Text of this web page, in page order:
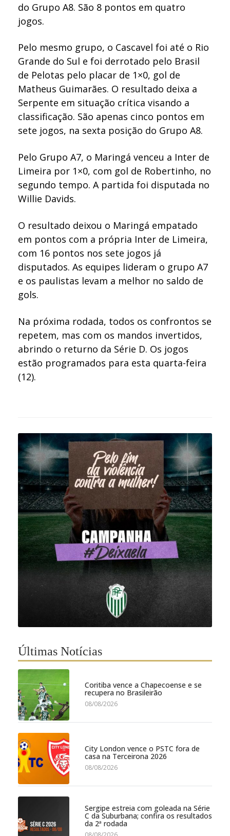
do Grupo A8. São 8 pontos em quatro
jogos.
Pelo mesmo grupo, o Cascavel foi até o Rio
Grande do Sul e foi derrotado pelo Brasil
de Pelotas pelo placar de 1×0, gol de
Matheus Guimarães. O resultado deixa a
Serpente em situação crítica visando a
classificação. São apenas cinco pontos em
sete jogos, na sexta posição do Grupo A8.
Pelo Grupo A7, o Maringá venceu a Inter de
Limeira por 1×0, com gol de Robertinho, no
segundo tempo. A partida foi disputada no
Willie Davids.
O resultado deixou o Maringá empatado
em pontos com a própria Inter de Limeira,
com 16 pontos nos sete jogos já
disputados. As equipes lideram o grupo A7
e os paulistas levam a melhor no saldo de
gols.
Na próxima rodada, todos os confrontos se
repetem, mas com os mandos invertidos,
abrindo o returno da Série D. Os jogos
estão programados para esta quarta-feira
(12).
Últimas Notícias
Coritiba vence a Chapecoense e se
recupera no Brasileirão
08/08/2026
City London vence o PSTC fora de
casa na Terceirona 2026
08/08/2026
Sergipe estreia com goleada na Série
C da Suburbana; confira os resultados
da 2ª rodada